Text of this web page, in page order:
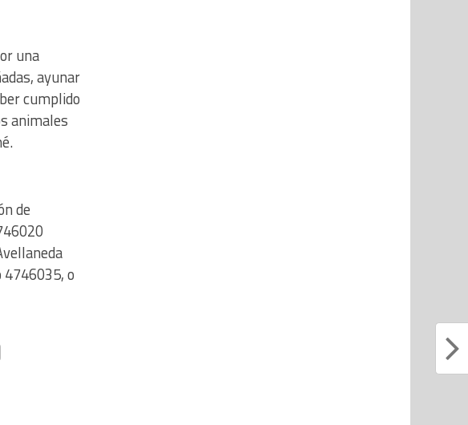
una
ayunar
cumplido
animales
de
4746035, o